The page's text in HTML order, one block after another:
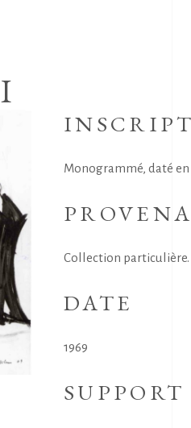
Monogrammé, daté
Collection particulière.
DATE
1969
SUPPORT